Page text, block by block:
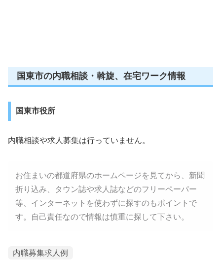
国東市の内職相談・斡旋、在宅ワーク情報
国東市役所
内職相談や求人募集は行っていません。
お住まいの都道府県のホームページを見てから、新聞
折り込み、タウン誌や求人誌などのフリーペーパー
等、インターネットを使わずに探すのもポイントで
す。自己責任なので情報は慎重に探して下さい。
内職募集求人例